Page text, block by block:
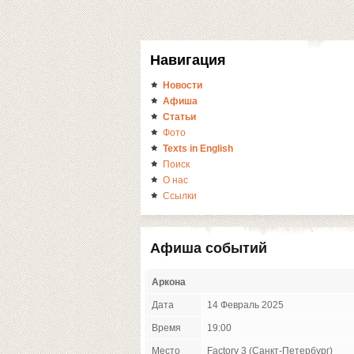
Навигация
Новости
Афиша
Статьи
Фото
Texts in English
Поиск
О нас
Ссылки
Афиша событий
Аркона
Дата 14 Февраль 2025
Время 19:00
Место Factory 3 (Санкт-Петербург)